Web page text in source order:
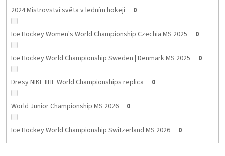
2024 Mistrovství světa v ledním hokeji 0
Ice Hockey Women's World Championship Czechia MS 2025 0
Ice Hockey World Championship Sweden | Denmark MS 2025 0
Dresy NIKE IIHF World Championships replica 0
World Junior Championship MS 2026 0
Ice Hockey World Championship Switzerland MS 2026 0